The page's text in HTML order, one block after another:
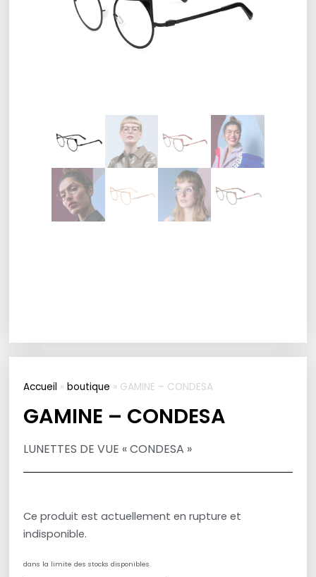
Accueil »boutique » GAMINE – CONDESA
GAMINE – CONDESA
LUNETTES DE VUE « CONDESA »
Ce produit est actuellement en rupture et
indisponible.
dans la limite des stocks disponibles.